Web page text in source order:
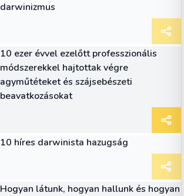
darwinizmus
10 ezer évvel ezelőtt professzionális
módszerekkel hajtottak végre
agyműtéteket és szájsebészeti
beavatkozásokat
10 híres darwinista hazugság
Hogyan látunk, hogyan hallunk és hogyan